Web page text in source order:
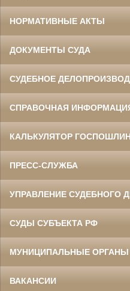
НОРМАТИВНЫЕ АКТЫ
ДОКУМЕНТЫ СУДА
СУДЕБНОЕ
СПРАВОЧНАЯ
КАЛЬКУЛЯТОР
ПРЕСС-СЛУЖБА
УПРАВЛЕНИЕ СУДЕБНОГО
СУДЫ СУБЪЕКТА РФ
МУНИЦИПАЛЬНЫЕ ОРГАНЫ
ВАКАНСИИ